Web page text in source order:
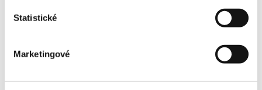
Statistické
Marketingové